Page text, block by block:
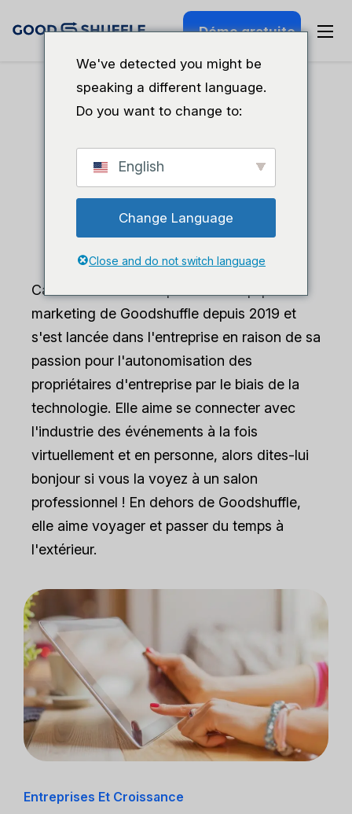
Démo gratuite
Carmen Bodziak
Carmen Bodziak fait partie de l'équipe
marketing de Goodshuffle depuis 2019 et
s'est lancée dans l'entreprise en raison de sa
passion pour l'autonomisation des
propriétaires d'entreprise par le biais de la
technologie. Elle aime se connecter avec
l'industrie des événements à la fois
virtuellement et en personne, alors dites-lui
bonjour si vous la voyez à un salon
professionnel ! En dehors de Goodshuffle,
elle aime voyager et passer du temps à
l'extérieur.
Entreprises Et Croissance
We've detected you might be
speaking a different language.
Do you want to change to:
English
Change Language
Close and do not switch language